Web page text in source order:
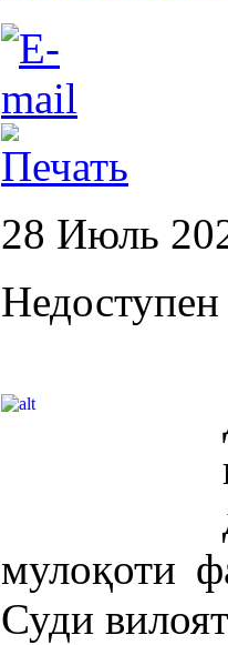
28 Июль
мулоқоти
Суди